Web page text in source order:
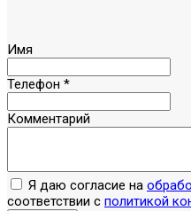
Имя
Телефон *
Комментарий
Я даю согласие на
соответствии с политикой